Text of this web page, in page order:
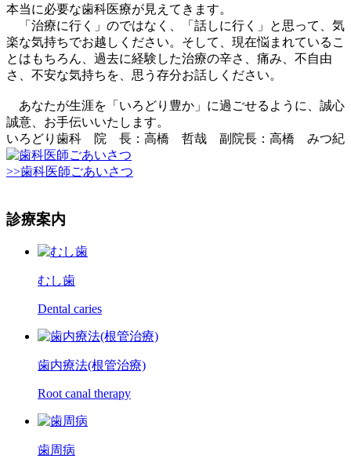
本当に必要な歯科医療が見えてきます。
「治療に行く」のではなく、「話しに行く」と思って、気
楽な気持ちでお越しください。そして、現在悩まれているこ
とはもちろん、過去に経験した治療の辛さ、痛み、不自由
さ、不安な気持ちを、思う存分お話しください。
あなたが生涯を「 いろどり豊か 」に過ごせるように、誠心
誠意、お手伝いいたします。
いろどり歯科 院 長：高橋 哲哉 副院長：高橋 みつ紀
>>歯科医師ごあいさつ
診療案内
むし歯
Dental caries
歯内療法(根管治療)
Root canal therapy
歯周病